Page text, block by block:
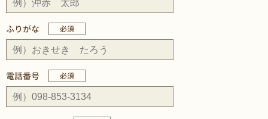
ふりがな 必須
電話番号 必須